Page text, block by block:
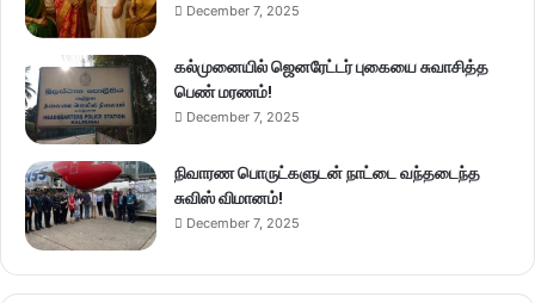
December 7, 2025
கல்முனையில் ஜெனரேட்டர் புகையை சுவாசித்த
பெண் மரணம்!
December 7, 2025
நிவாரண பொருட்களுடன் நாட்டை வந்தடைந்த
சுவிஸ் விமானம்!
December 7, 2025